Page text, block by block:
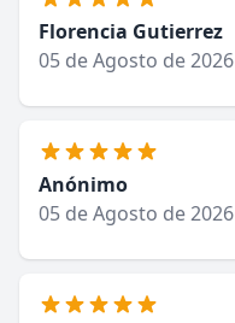
Florencia Gutierrez
05 de Agosto de 2026
Anónimo
05 de Agosto de 2026